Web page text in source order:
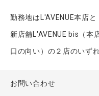
勤務地はL'AVENUE本店と
新店舗L'AVENUE bis（本
口の向い）の２店のいず
お問い合わせ